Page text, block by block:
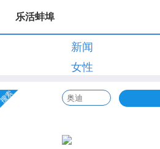
乐活蚌埠
新闻
女性